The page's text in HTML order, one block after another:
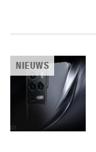
NIEUWS